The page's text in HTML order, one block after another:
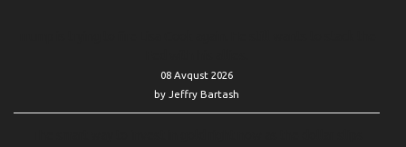
08 Avqust 2026
by Jeffry Bartash